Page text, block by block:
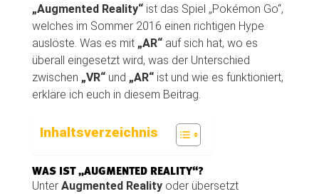
„Augmented Reality“ist das Spiel „Pokémon Go“,
welches im Sommer 2016 einen richtigen Hype
auslöste. Was es mit „AR“auf sich hat, wo es
überall eingesetzt wird, was der Unterschied
zwischen „VR“und „AR“ist und wie es funktioniert,
erkläre ich euch in diesem Beitrag.
Inhaltsverzeichnis
WAS IST „AUGMENTED REALITY“?
Unter Augmented Realityoder übersetzt